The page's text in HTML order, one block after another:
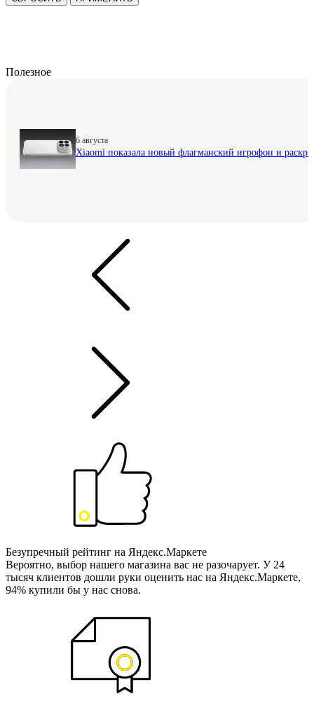
Полезное
6 августа
Xiaomi показала новый флагманский игрофон и
Безупречный рейтинг на Яндекс.Маркете
Вероятно, выбор нашего магазина вас не разочарует. У 24
тысяч клиентов дошли руки оценить нас на Яндекс.Маркете,
94% купили бы у нас снова.